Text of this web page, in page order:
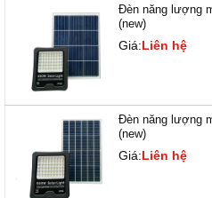
Đèn năng lượng
(new)
Giá:Liên hệ
Đèn năng lượng
(new)
Giá:Liên hệ